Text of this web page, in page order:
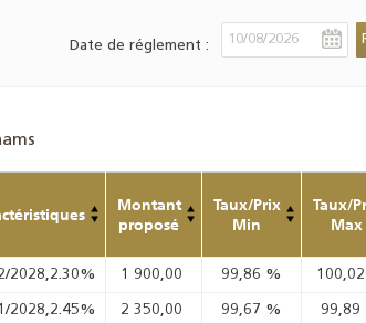
Date de réglement :
Montant
proposé
Taux/Prix
Min
Taux/
Max
2028,2.30% 1 900,00 99,86 % 100,02
2028,2.45% 2 350,00 99,67 % 99,89